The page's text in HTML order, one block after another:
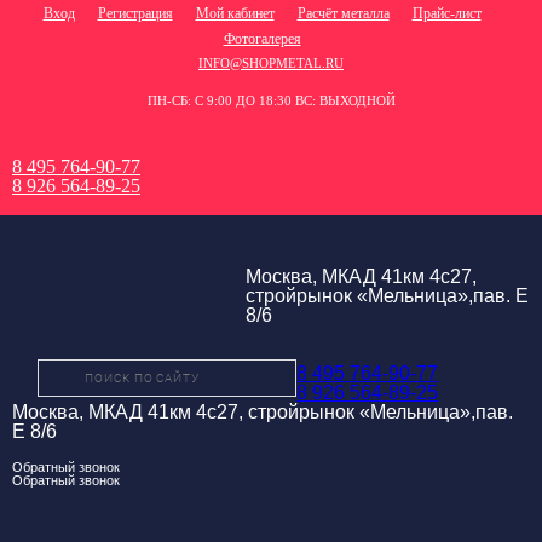
Вход Регистрация Мой кабинет Расчёт металла
Прайс-лист
Фотогалерея
INFO@SHOPMETAL.RU
ПН-СБ: С 9:00 ДО 18:30 ВС: ВЫХОДНОЙ
8 495 764-90-77
8 926 564-89-25
Москва, МКАД 41км 4с27,
стройрынок «Мельница»,пав. Е
8/6
8 495 764-90-77
8 926 564-89-25
Москва, МКАД 41км 4с27, стройрынок «Мельница»,пав.
Е 8/6
Обратный звонок
Обратный звонок